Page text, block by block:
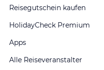
Reisegutschein kaufen
HolidayCheck Premium
Apps
Alle Reiseveranstalter